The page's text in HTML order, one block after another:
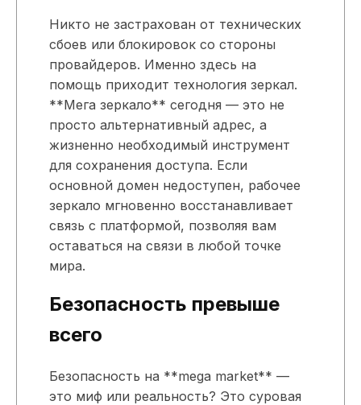
Никто не застрахован от технических
сбоев или блокировок со стороны
провайдеров. Именно здесь на
помощь приходит технология зеркал.
**Мега зеркало** сегодня — это не
просто альтернативный адрес, а
жизненно необходимый инструмент
для сохранения доступа. Если
основной домен недоступен, рабочее
зеркало мгновенно восстанавливает
связь с платформой, позволяя вам
оставаться на связи в любой точке
мира.
Безопасность превыше
всего
Безопасность на **mega market** —
это миф или реальность? Это суровая